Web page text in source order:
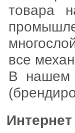
товара
все
В нашем